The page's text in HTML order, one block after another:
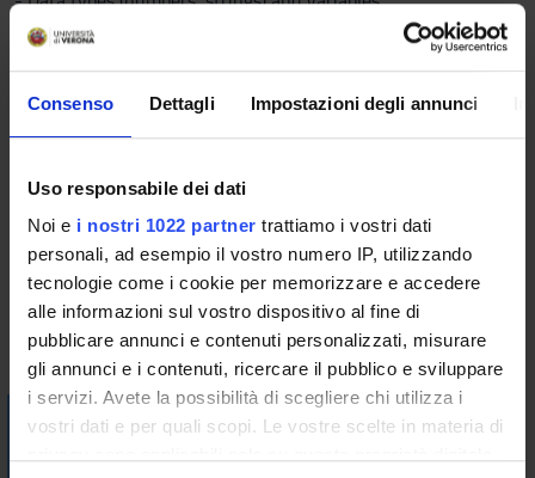
Consenso Dettagli Impostazioni degli annunci
Uso responsabile dei dati
Noi e i nostri 1022 partner trattiamo i vostri dati
personali, ad esempio il vostro numero IP, utilizzando
tecnologie come i cookie per memorizzare e accedere
alle informazioni sul vostro dispositivo al fine di
pubblicare annunci e contenuti personalizzati, misurare
gli annunci e i contenuti, ricercare il pubblico e sviluppare
i servizi. Avete la possibilità di scegliere chi utilizza i
vostri dati e per quali scopi. Le vostre scelte in materia di
- Decisions
- Iterations
- Lists
- Sets and Dictionaries
- Libraries for Natural Language Processing and handling of
structured documents
Bibliography
Vai alla bibliografia
Visualizza la bibliografia con Leganto, strumento che il
Sistema Bibliotecario mette a disposizione per recuperare i